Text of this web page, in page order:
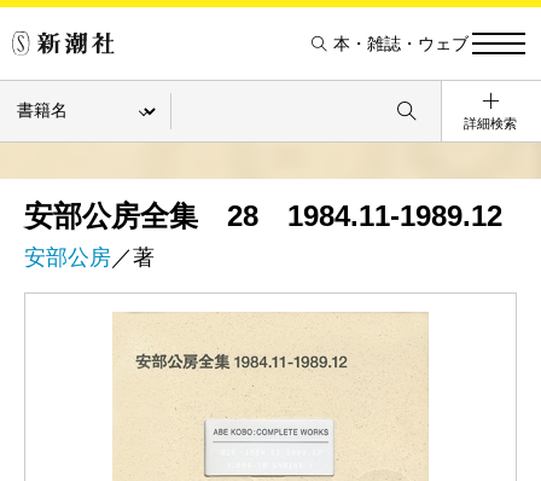
本・雑誌・ウェブ
詳細検索
安部公房全集 28 1984.11-1989.12
安部公房／著